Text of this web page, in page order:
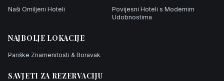
Naši Omiljeni Hoteli
Povijesni Hoteli s Modernim
Udobnostima
NAJBOLJE LOKACIJE
Pariške Znamenitosti & Boravak
SAVJETI ZA REZERVACIJU